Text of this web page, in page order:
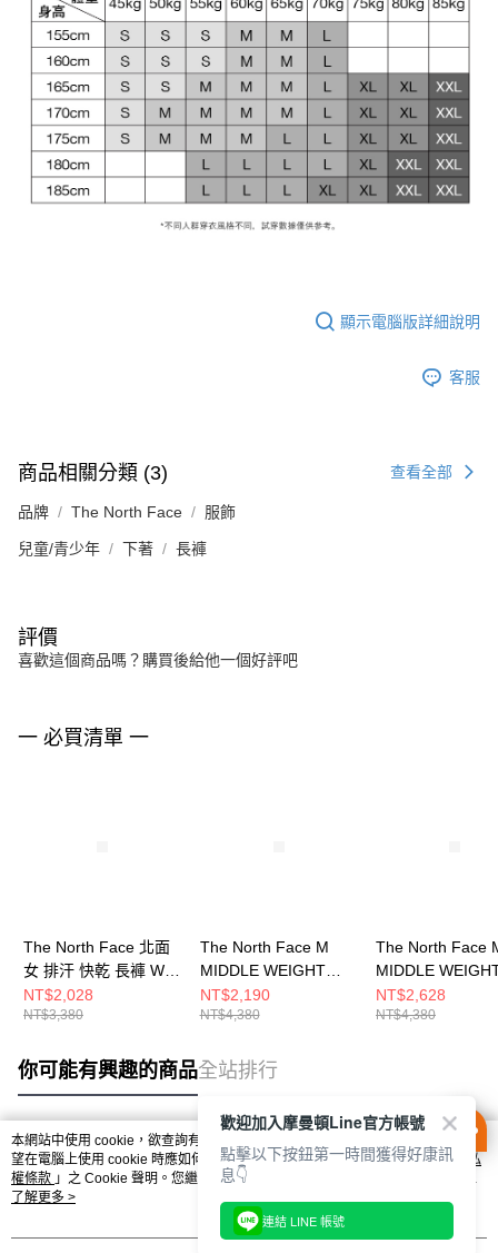
顯示電腦版詳細說明
客服
商品相關分類 (3) 查看全部
品牌 The North Face 服飾
兒童/青少年 下著 長褲
評價
喜歡這個商品嗎？購買後給他一個好評吧
一 必買清單 一
The North Face 北面
女 排汗 快乾 長褲 W
TREKKER PLUS
PANT - AP
NT$2,028
NT$3,380
The North Face M
MIDDLE WEIGHT
TREKKER PANT - AP
男 長褲
NT$2,190
NT$4,380
The North Face
MIDDLE
TREKKER PANT
男 長褲
NT$2,628
NT$4,380
你可能有興趣的商品全站排行
熱門標籤
本網站中使用 cookie，欲查詢有關本網站使用 cookie 方式之詳情，及若您不希
望在電腦上使用 cookie 時應如何變更電腦的 cookie 設定，請參閱本網站「
隱私
權條款 」之 Cookie 聲明。您繼續使用本網站即表示您同意本公司得按本網站使
用條款之 Cookie 聲明使用 cookie。
了解更多 >
歡迎加入摩曼頓Line官方帳號
點擊以下按鈕第一時間獲得好康訊
息👇
連結 LINE 帳號